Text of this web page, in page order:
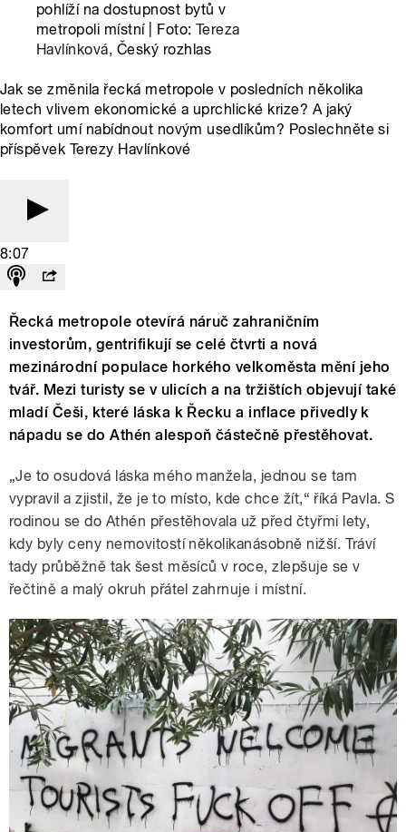
pohlíží na dostupnost bytů v
metropoli místní | Foto: Tereza
Havlínková, Český rozhlas
Jak se změnila řecká metropole v posledních několika
letech vlivem ekonomické a uprchlické krize? A jaký
komfort umí nabídnout novým usedlíkům? Poslechněte si
příspěvek Terezy Havlínkové
8:07
Řecká metropole otevírá náruč zahraničním
investorům, gentrifikují se celé čtvrti a nová
mezinárodní populace horkého velkoměsta mění jeho
tvář. Mezi turisty se v ulicích a na tržištích objevují také
mladí Češi, které láska k Řecku a inflace přivedly k
nápadu se do Athén alespoň částečně přestěhovat.
„Je to osudová láska mého manžela, jednou se tam
vypravil a zjistil, že je to místo, kde chce žít,“ říká Pavla. S
rodinou se do Athén přestěhovala už před čtyřmi lety,
kdy byly ceny nemovitostí několikanásobně nižší. Tráví
tady průběžně tak šest měsíců v roce, zlepšuje se v
řečtině a malý okruh přátel zahrnuje i místní.